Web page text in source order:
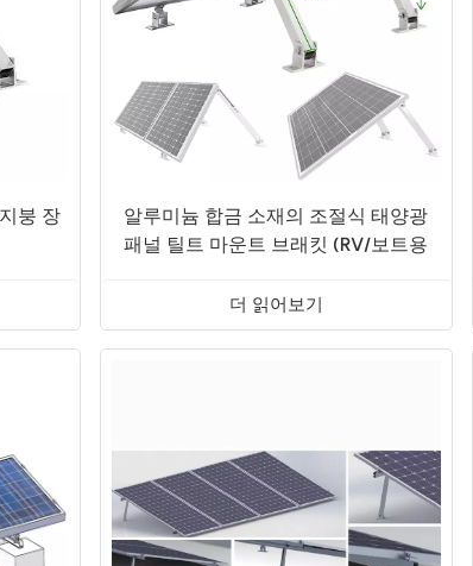
붕 장
알루미늄 합금 소재의 조절식 태양광
패널 틸트 마운트 브래킷 (RV/보트용
더 읽어보기